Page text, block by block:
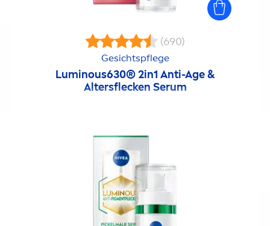
(690)
Gesichtspflege
Luminous630® 2in1 Anti-Age &
Altersflecken Serum